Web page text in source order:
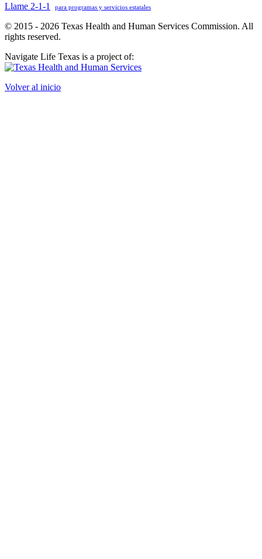
Llame 2-1-1
para programas y servicios estatales
© 2015 - 2026 Texas Health and Human Services Commission. All
rights reserved.
Navigate Life Texas is a project of:
Volver al inicio